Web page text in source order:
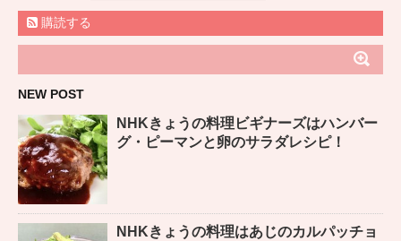
購読する
NEW POST
NHKきょうの料理ビギナーズはハンバー
グ・ピーマンと卵のサラダレシピ！
NHKきょうの料理はあじのカルパッチョ